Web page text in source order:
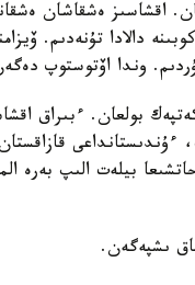
اقشاسىز ەشقاشان
وندا اۆتوستوپ
بولعان. ءبىراق
ىشپەگەن.